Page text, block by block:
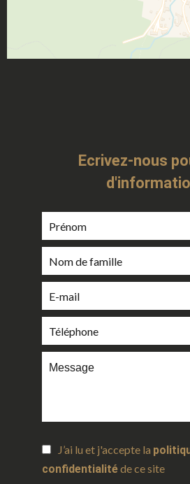
Ecrivez-nous
J’ai lu et j'accepte la
confidentialitéde ce site